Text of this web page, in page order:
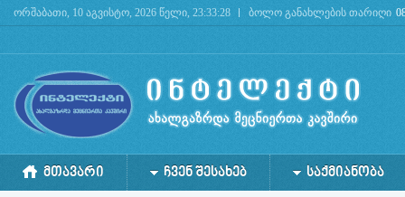
Deprecated: mysql_connect(): The mysql extension is deprecated and will be removed in
ორშაბათი, 10 აგვისტო, 2026 წელი, 23:33:28 ბოლო განახლების თარიღი
ᲛᲗᲐᲕᲐᲠᲘ ᲩᲕᲔᲜ ᲨᲔᲡᲐᲮᲔᲑ ᲡᲐᲥᲛᲘᲐᲜᲝᲑᲐ